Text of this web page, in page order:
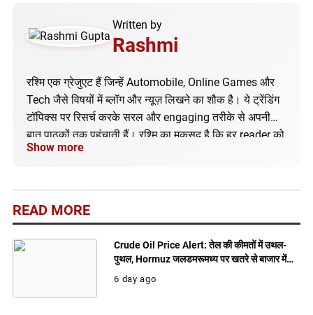
Written by
Rashmi
रश्मि एक ग्रेजुएट हैं जिन्हें Automobile, Online Games और
Tech जैसे विषयों में ब्लॉग और न्यूज़ लिखने का शौक है। ये ट्रेंडिंग
टॉपिक्स पर रिसर्च करके सरल और engaging तरीके से अपनी
बात पाठकों तक पहुंचाती हैं। रश्मि का मकसद है कि हर reader को
सही और अपडेटेड जानकारी मिले।
Show more
READ MORE
Crude Oil Price Alert: तेल की कीमतों में उथल-
पुथल, Hormuz जलडमरूमध्य पर खतरे से बाजार में
बढ़ी हलचल
6 day ago